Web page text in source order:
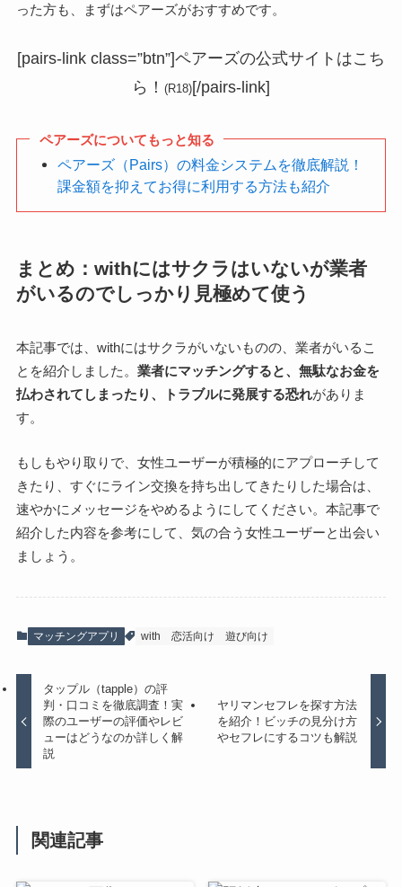
った方も、まずはペアーズがおすすめです。
[pairs-link class=”btn”]ペアーズの公式サイトはこち
ら！ (R18)[/pairs-link]
ペアーズについてもっと知る
ペアーズ（Pairs）の料金システムを徹底解説！
課金額を抑えてお得に利用する方法も紹介
まとめ：withにはサクラはいないが業者
がいるのでしっかり見極めて使う
本記事では、withにはサクラがいないものの、業者がいるこ
とを紹介しました。 業者にマッチングすると、無駄なお金を
払わされてしまったり、トラブルに発展する恐れがありま
す。
もしもやり取りで、女性ユーザーが積極的にアプローチして
きたり、すぐにライン交換を持ち出してきたりした場合は、
速やかにメッセージをやめるようにしてください。本記事で
紹介した内容を参考にして、気の合う女性ユーザーと出会い
ましょう。
マッチングアプリ with 恋活向け 遊び向け
タップル（tapple）の評
判・口コミを徹底調査！実
際のユーザーの評価やレビ
ューはどうなのか詳しく解
説
ヤリマンセフレを探す方法
を紹介！ビッチの見分け方
やセフレにするコツも解説
関連記事